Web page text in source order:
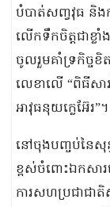
បំបាត់សញ្វវុធ និង
លើកទឹកចិត្តជាខ្ល
ចូលរួមគាំទ្រកិច្ចខិ
លេខាលើ “ពិធីសា
អាវុធនុយក្លេអ៊ែរ”។
នៅចុងបញ្ចប់នៃសុន្
ខ្ពស់ចំពោះឯកសា
ការសហប្រជាជាតិ